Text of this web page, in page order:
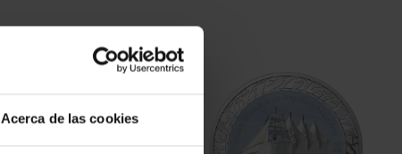
Acerca de las cookies